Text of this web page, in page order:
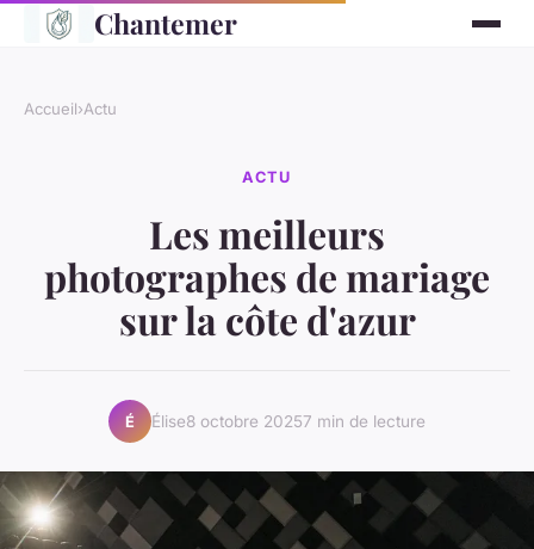
Chantemer
Accueil›Actu
ACTU
Les meilleurs
photographes de mariage
sur la côte d'azur
É Élise8 octobre 20257 min de lecture